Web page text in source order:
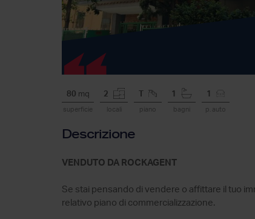
80 mq
superficie
2
locali piano
1
bagni
1
p. auto
Descrizione
VENDUTO DA ROCKAGENT
Se stai pensando di vendere o affittare il tuo
relativo piano di commercializzazione.